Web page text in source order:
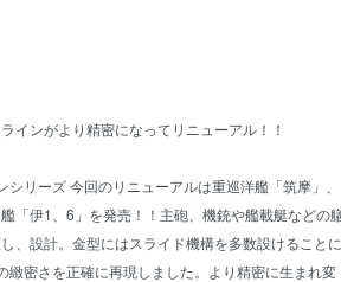
インがより精密になってリニューアル！！
リーズ 今回のリニューアルは重巡洋艦「筑摩」、
「伊1、6」を発売！！主砲、機銃や艦載艇などの
、設計。金型にはスライド機構を多数設けることに
緻密さを正確に再現しました。より精密に生まれ変